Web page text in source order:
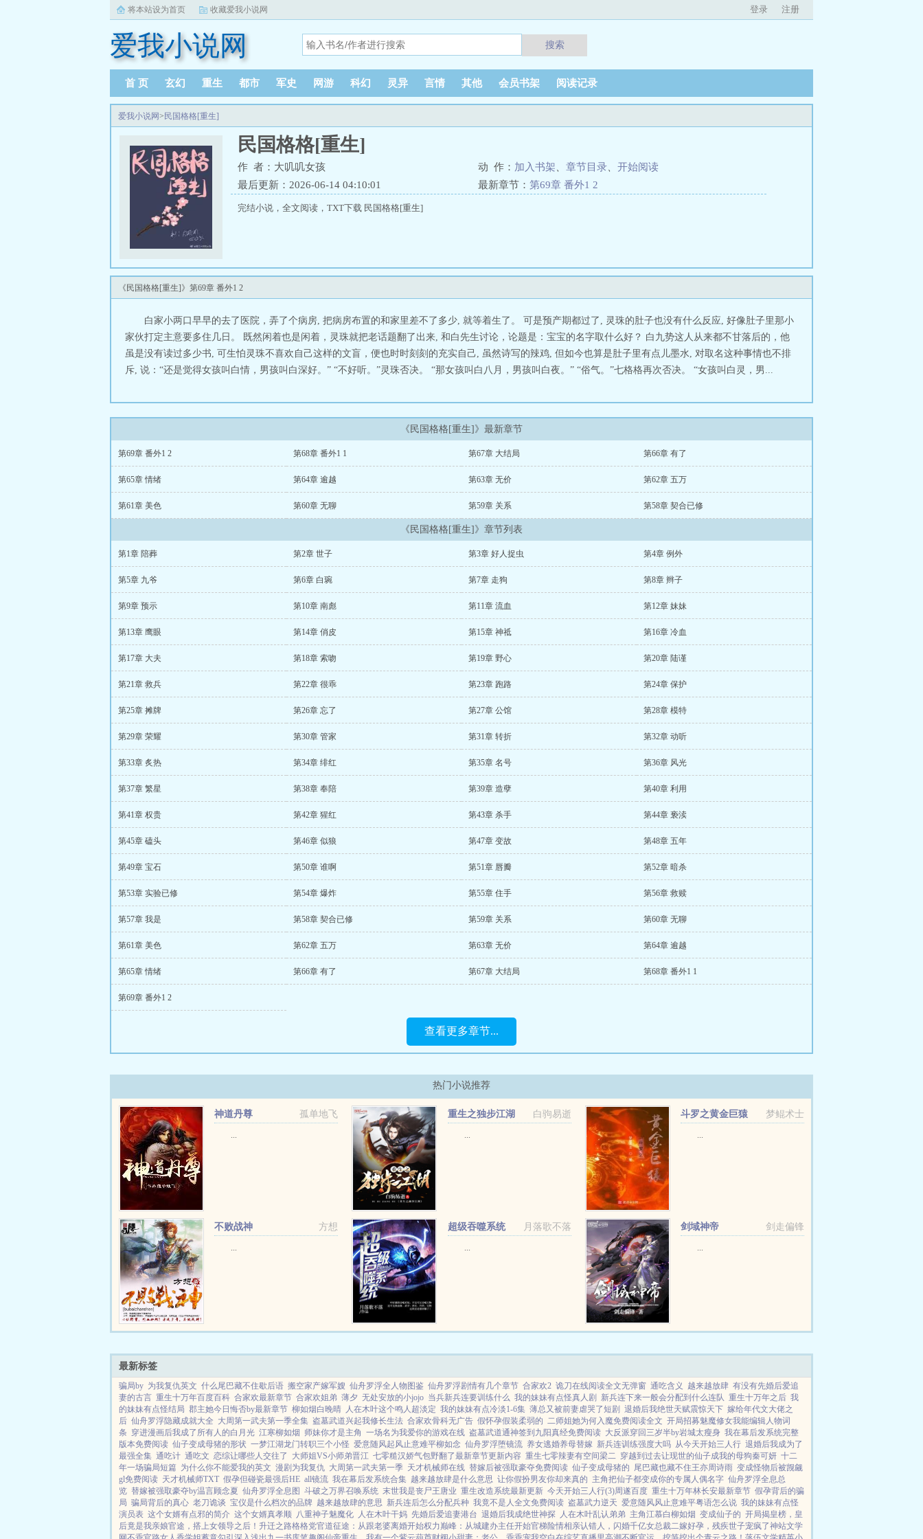
将本站设为首页 收藏爱我小说网 登录 注册
爱我小说网 搜索
首 页 玄幻 重生 都市 军史 网游 科幻 灵异 言情 其他 会员书架 阅读记录
爱我小说网> 民国格格[重生]
民国格格[重生]
作 者：大叽叽女孩 动 作： 加入书架 章节目录
开始阅读
最后更新：2026-06-14 04:10:01
最新章节： 第69章 番外1 2
完结小说，全文阅读，TXT下载 民国格格[重生]
《民国格格[重生]》第69章 番外1 2
白家小两口早早的去了医院，弄了个病房, 把病房布置的和家里差不了多少, 就等着生了。 可是预产期都过了, 灵珠的肚子也没有什么反应, 好像肚子里那小
家伙打定主意要多住几日。 既然闲着也是闲着，灵珠就把老话题翻了出来, 和白先生讨论，论题是：宝宝的名字取什么好？ 白九势这人从来都不甘落后的，他
虽是没有读过多少书, 可生怕灵珠不喜欢自己这样的文盲，便也时时刻刻的充实自己, 虽然诗写的辣鸡, 但如今也算是肚子里有点儿墨水, 对取名这种事情也不排
斥, 说：“还是觉得女孩叫白情，男孩叫白深好。” “不好听。”灵珠否决。 “那女孩叫白八月，男孩叫白夜。” “俗气。”七格格再次否决。 “女孩叫白灵，男...
《民国格格[重生]》最新章节
第69章 番外1 2 第68章 番外1 1 第67章 大结局 第66章 有了
第65章 情绪 第64章 逾越 第63章 无价 第62章 五万
第61章 美色 第60章 无聊 第59章 关系 第58章 契合已修
《民国格格[重生]》章节列表
第1章 陪葬 第2章 世子 第3章 好人捉虫 第4章 例外
第5章 九爷 第6章 白琬 第7章 走狗 第8章 辫子
第9章 预示 第10章 南彪 第11章 流血 第12章 妹妹
第13章 鹰眼 第14章 俏皮 第15章 神祗 第16章 冷血
第17章 大夫 第18章 索吻 第19章 野心 第20章 陆谨
第21章 救兵 第22章 很乖 第23章 跑路 第24章 保护
第25章 摊牌 第26章 忘了 第27章 公馆 第28章 模特
第29章 荣耀 第30章 管家 第31章 转折 第32章 动听
第33章 炙热 第34章 绯红 第35章 名号 第36章 风光
第37章 繁星 第38章 奉陪 第39章 造孽 第40章 利用
第41章 权贵 第42章 猩红 第43章 杀手 第44章 亵渎
第45章 磕头 第46章 似狼 第47章 变故 第48章 五年
第49章 宝石 第50章 谁啊 第51章 唇瓣 第52章 暗杀
第53章 实验已修 第54章 爆炸 第55章 住手 第56章 救赎
第57章 我是 第58章 契合已修 第59章 关系 第60章 无聊
第61章 美色 第62章 五万 第63章 无价 第64章 逾越
第65章 情绪 第66章 有了 第67章 大结局 第68章 番外1 1
第69章 番外1 2
查看更多章节...
热门小说推荐
孤单地飞
神道丹尊
...
白驹易逝
重生之独步江湖
...
梦鲲术士
斗罗之黄金巨猿
...
方想
不败战神
...
月落歌不落
超级吞噬系统
...
剑走偏锋
剑域神帝
...
最新标签
骗局by 为我复仇英文 什么尾巴藏不住歇后语 搬空家产嫁军嫂 仙舟罗浮全人物图鉴 仙舟罗浮剧情有几个章节 合家欢2 诡刀在线阅读全文无弹窗 通吃含义 越来越放肆 有没有先婚后爱追
妻的古言 重生十万年百度百科 合家欢最新章节 合家欢姐弟 薄夕 无处安放的小jojo 当兵新兵连要训练什么 我的妹妹有点怪真人剧 新兵连下来一般会分配到什么连队 重生十万年之后 我
的妹妹有点怪结局 郡主她今日悔否by最新章节 柳如烟白晚晴 人在木叶这个鸣人超淡定 我的妹妹有点冷淡1-6集 薄总又被前妻虐哭了短剧 退婚后我绝世天赋震惊天下 嫁给年代文大佬之
后 仙舟罗浮隐藏成就大全 大周第一武夫第一季全集 盗墓武道兴起我修长生法 合家欢骨科无广告 假怀孕假装柔弱的 二师姐她为何入魔免费阅读全文 开局招募魅魔修女我能编辑人物词
条 穿进漫画后我成了所有人的白月光 江寒柳如烟 师妹你才是主角 一场名为我爱你的游戏在线 盗墓武道通神签到九阳真经免费阅读 大反派穿回三岁半by岩城太瘦身 我在幕后发系统完整
版本免费阅读 仙子变成母猪的形状 一梦江湖龙门转职三个小怪 爱意随风起风止意难平柳如念 仙舟罗浮堕镜流 养女逃婚养母替嫁 新兵连训练强度大吗 从今天开始三人行 退婚后我成为了
最强全集 通吃计 通吃文 恋综让哪些人交往了 大师姐VS小师弟晋江 七零糙汉娇气包野翻了最新章节更新内容 重生七零辣妻有空间梁二 穿越到过去让现世的仙子成我的母狗秦可妍 十二
年一场骗局短篇 为什么你不能爱我的英文 漫剧为我复仇 大周第一武夫第一季 天才机械师在线 替嫁后被强取豪夺免费阅读 仙子变成母猪的 尾巴藏也藏不住王亦周诗雨 变成怪物后被觊觎
gl免费阅读 天才机械师TXT 假孕但碰瓷最强后HE all镜流 我在幕后发系统合集 越来越放肆是什么意思 让你假扮男友你却来真的 主角把仙子都变成你的专属人偶名字 仙舟罗浮全息总
览 替嫁被强取豪夺by温言顾念夏 仙舟罗浮全息图 斗破之万界召唤系统 末世我是丧尸王唐业 重生改造系统最新更新 今天开始三人行(3)周遂百度 重生十万年林长安最新章节 假孕背后的骗
局 骗局背后的真心 老刀诡谈 宝仪是什么档次的品牌 越来越放肆的意思 新兵连后怎么分配兵种 我竟不是人全文免费阅读 盗墓武力逆天 爱意随风风止意难平粤语怎么说 我的妹妹有点怪
演员表 这个女婿有点邪的简介 这个女婿真孝顺 八重神子魅魔化 人在木叶干妈 先婚后爱追妻港台 退婚后我成绝世神探 人在木叶乱认弟弟 主角江慕白柳如烟 变成仙子的 开局揭皇榜，皇
后竟是我亲娘官途，搭上女领导之后！ 升迁之路格格党官道征途：从跟老婆离婚开始权力巅峰：从城建办主任开始官梯险情相亲认错人，闪婚千亿女总裁二嫁好孕，残疾世子宠疯了神站文学